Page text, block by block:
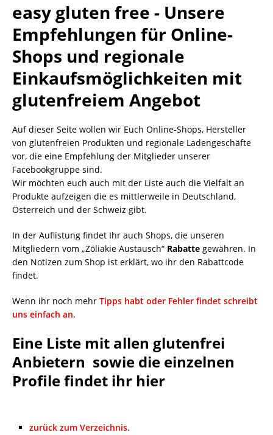
easy gluten free - Unsere
Empfehlungen für Online-
Shops und regionale
Einkaufsmöglichkeiten mit
glutenfreiem Angebot
Auf dieser Seite wollen wir Euch Online-Shops, Hersteller
von glutenfreien Produkten und regionale Ladengeschäfte
vor, die eine Empfehlung der Mitglieder unserer
Facebookgruppe sind.
Wir möchten euch auch mit der Liste auch die Vielfalt an
Produkte aufzeigen die es mittlerweile in Deutschland,
Österreich und der Schweiz gibt.
In der Auflistung findet Ihr auch Shops, die unseren
Mitgliedern vom „Zöliakie Austausch“ Rabatte gewähren. In
den Notizen zum Shop ist erklärt, wo ihr den Rabattcode
findet.
Wenn ihr noch mehr Tipps habt oder Fehler findet schreibt
uns einfach an.
Eine Liste mit allen glutenfrei
Anbietern sowie die einzelnen
Profile findet ihr hier
zurück zum Verzeichnis.